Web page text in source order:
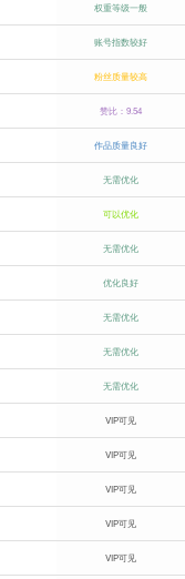
权重等级一般
账号指数较好
粉丝质量较高
赞比：9.54
作品质量良好
无需优化
可以优化
无需优化
优化良好
无需优化
无需优化
无需优化
VIP可见
VIP可见
VIP可见
VIP可见
VIP可见